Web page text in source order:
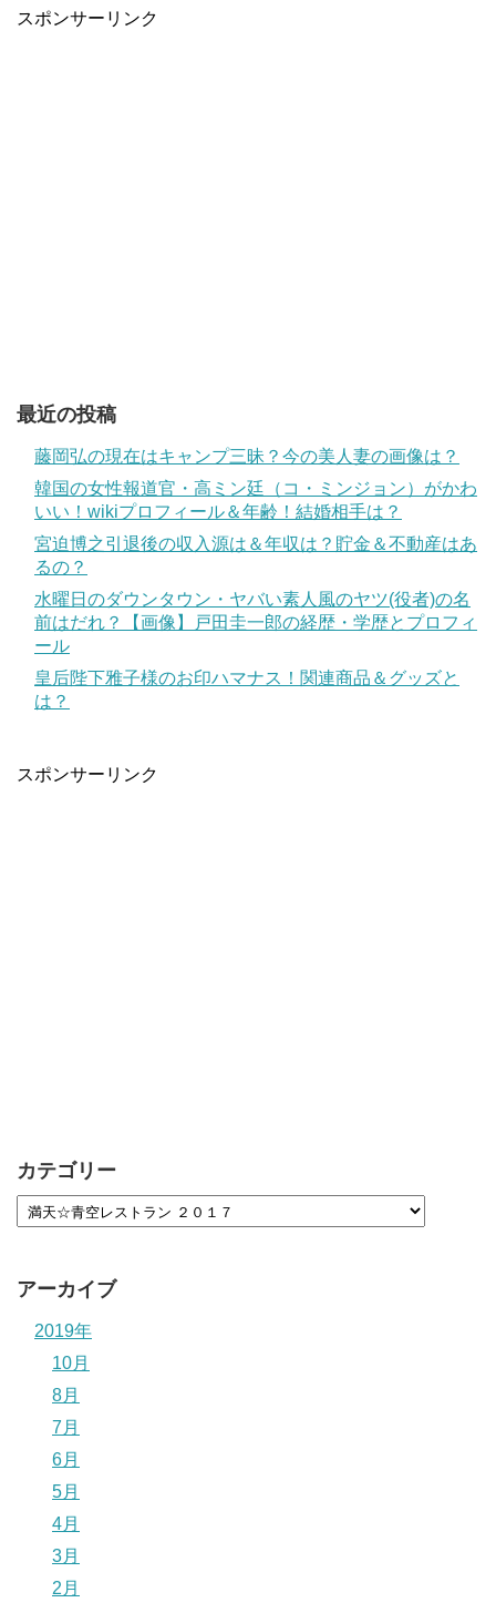
スポンサーリンク
最近の投稿
藤岡弘の現在はキャンプ三昧？今の美人妻の画像は？
韓国の女性報道官・高ミン廷（コ・ミンジョン）がかわ
いい！wikiプロフィール＆年齢！結婚相手は？
宮迫博之引退後の収入源は＆年収は？貯金＆不動産はあ
るの？
水曜日のダウンタウン・ヤバい素人風のヤツ(役者)の名
前はだれ？【画像】戸田圭一郎の経歴・学歴とプロフィ
ール
皇后陛下雅子様のお印ハマナス！関連商品＆グッズと
は？
スポンサーリンク
カテゴリー
アーカイブ
2019年
10月
8月
7月
6月
5月
4月
3月
2月